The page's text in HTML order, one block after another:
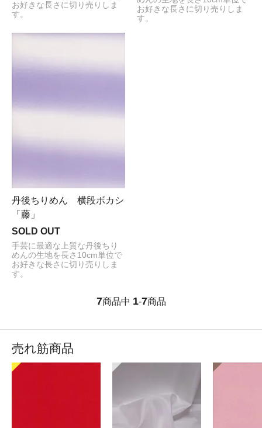
お好きな長さに切り売りしま
す。
お好きな長さに切り売りしま
す。
丹後ちりめん 横段ボカシ
「藤」
SOLD OUT
手芸に最適な上質な丹後ちり
めんの生地を長さ10cm単位で
お好きな長さに切り売りしま
す。
7商品中 1-7商品
売れ筋商品